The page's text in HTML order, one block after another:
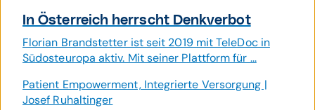
In Österreich herrscht Denkverbot
Florian Brandstetter ist seit 2019 mit TeleDoc in
Südosteuropa aktiv. Mit seiner Plattform für ...
Patient Empowerment, Integrierte Versorgung |
Josef Ruhaltinger